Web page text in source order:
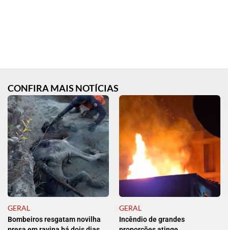
CONFIRA MAIS NOTÍCIAS
GERAL
Bombeiros resgatam novilha
GERAL
Incêndio de grandes